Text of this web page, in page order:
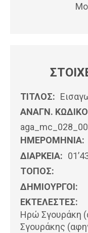
ΤΙΤΛΟΣ:
ΑΝΑΓΝ.
ΗΜΕΡΟΜΗΝΊΑ:
ΔΙΑΡΚΕΙΑ:
ΤΟΠΟΣ:
ΔΗΜΙΟΥΡΓΟΙ:
ΕΚΤΕΛΕΣΤΕΣ:
Ηρώ Σγουράκη
Σγουράκης